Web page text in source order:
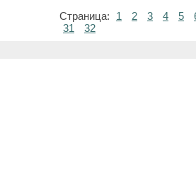
Страница:
1 2 3 4 5
31
32